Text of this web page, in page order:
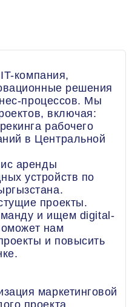
компания,
решения
процессов. Мы
включая:
рабочего
в Центральной
аренды
устройств по
проекты.
и ищем digital-
нам
и повысить
маркетинговой
проекта